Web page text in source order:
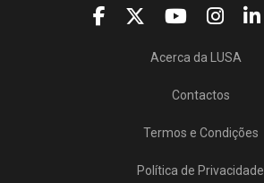
Acerca da LUSA
Contactos
Termos e Condições
Política de Privacidade